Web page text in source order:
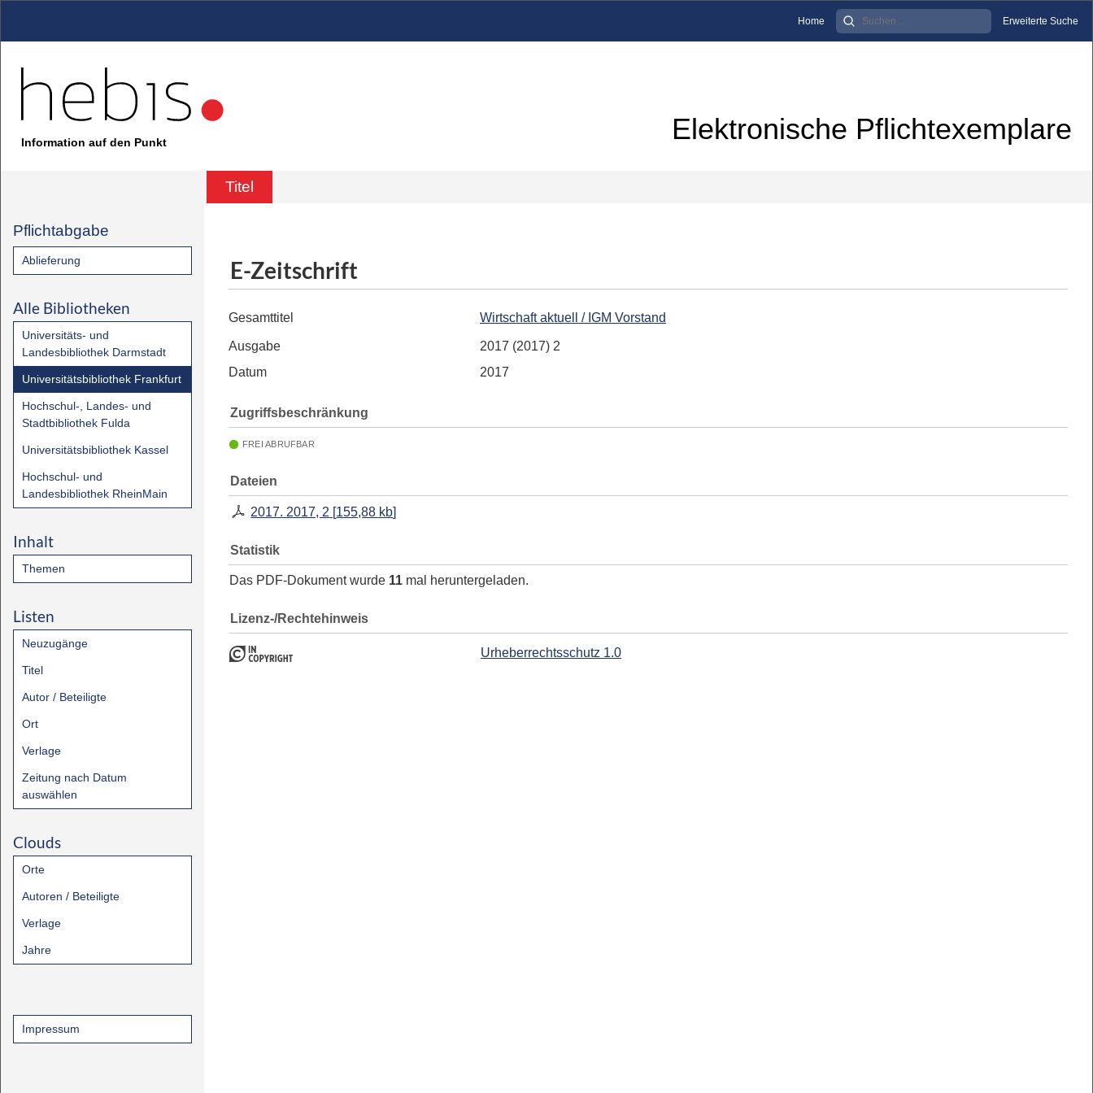
Home Erweiterte Suche
Information auf den Punkt Elektronische Pflichtexemplare
Titel
Pflichtabgabe
Ablieferung
Alle Bibliotheken
Universitäts- und
Landesbibliothek Darmstadt
Universitätsbibliothek Frankfurt
Hochschul-, Landes- und
Stadtbibliothek Fulda
Universitätsbibliothek Kassel
Hochschul- und
Landesbibliothek RheinMain
Inhalt
Themen
Listen
Neuzugänge
Titel
Autor / Beteiligte
Ort
Verlage
Zeitung nach Datum
auswählen
Clouds
Orte
Autoren / Beteiligte
Verlage
Jahre
Impressum
E-Zeitschrift
Gesamttitel Wirtschaft aktuell / IGM Vorstand
Ausgabe
2017 (2017) 2
Datum
2017
Zugriffsbeschränkung
FREI ABRUFBAR
Dateien
2017. 2017, 2 [155,88 kb]
Statistik
Das PDF-Dokument wurde 11 mal heruntergeladen.
Lizenz-/Rechtehinweis
Urheberrechtsschutz 1.0